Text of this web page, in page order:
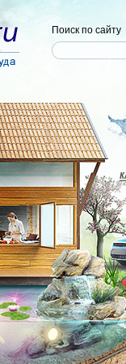
Поиск по сайту